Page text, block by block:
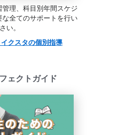
理、科目別年間スケジ
全てのサポートを行い
い。
クスタの個別指導
ェクトガイド